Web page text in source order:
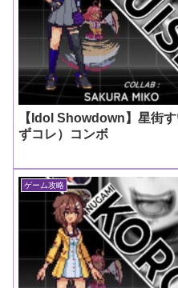
【Idol Showdown】星街
ずコレ）コンボ
ゲーム攻略